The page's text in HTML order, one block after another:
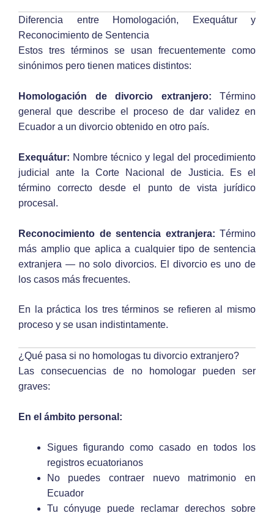
Diferencia entre Homologación, Exequátur y
Reconocimiento de Sentencia
Estos tres términos se usan frecuentemente como
sinónimos pero tienen matices distintos:
Homologación de divorcio extranjero: Término
general que describe el proceso de dar validez en
Ecuador a un divorcio obtenido en otro país.
Exequátur: Nombre técnico y legal del procedimiento
judicial ante la Corte Nacional de Justicia. Es el
término correcto desde el punto de vista jurídico
procesal.
Reconocimiento de sentencia extranjera: Término
más amplio que aplica a cualquier tipo de sentencia
extranjera — no solo divorcios. El divorcio es uno de
los casos más frecuentes.
En la práctica los tres términos se refieren al mismo
proceso y se usan indistintamente.
¿Qué pasa si no homologas tu divorcio extranjero?
Las consecuencias de no homologar pueden ser
graves:
En el ámbito personal:
Sigues figurando como casado en todos los
registros ecuatorianos
No puedes contraer nuevo matrimonio en
Ecuador
Tu cónyuge puede reclamar derechos sobre